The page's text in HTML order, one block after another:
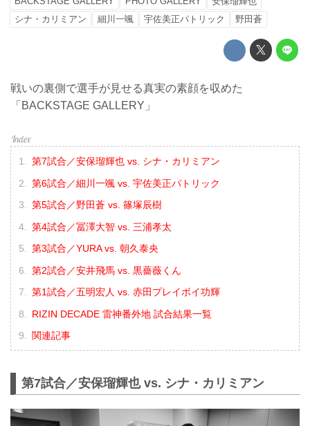
シナ・カリミアン
細川一颯 宇佐美正パトリック 野田蒼
戦いの裏側で選手が見せる真実の素顔を収めた
「BACKSTAGE GALLERY」
第7試合／安保瑠輝也 vs. シナ・カリミアン
第6試合／細川一颯 vs. 宇佐美正パトリック
第5試合／野田蒼 vs. 篠塚辰樹
第4試合／冨澤大智 vs. 三浦孝太
第3試合／YURA vs. 朝久泰央
第2試合／安井飛馬 vs. 黒薔薇くん
第1試合／五明宏人 vs. 赤田プレイボイ功輝
RIZIN DECADE 雷神番外地 試合結果一覧
関連記事
第7試合／安保瑠輝也 vs. シナ・カリミアン